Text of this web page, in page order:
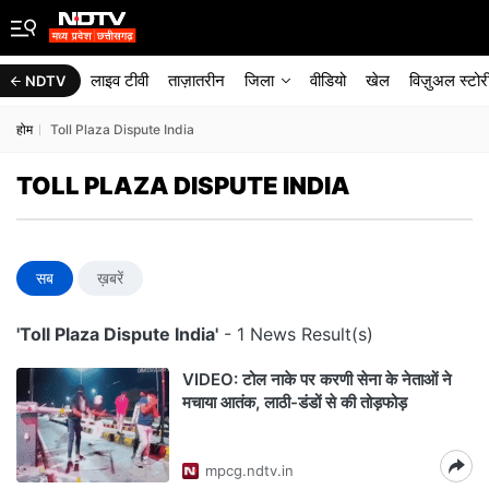
NDTV लाइव टीवी ताज़ातरीन जिला वीडियो खेल विज़ुअल
होम Toll Plaza Dispute India
TOLL PLAZA DISPUTE INDIA
सब ख़बरें
'Toll Plaza Dispute India' - 1 News Result(s)
VIDEO: टोल नाके पर करणी सेना के नेताओं ने
मचाया आतंक, लाठी-डंडों से की तोड़फोड़
mpcg.ndtv.in